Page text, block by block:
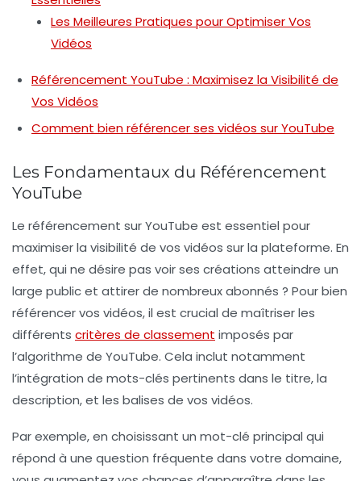
Les Meilleures Pratiques pour Optimiser Vos
Vidéos
Référencement YouTube : Maximisez la Visibilité de
Vos Vidéos
Comment bien référencer ses vidéos sur YouTube
Les Fondamentaux du Référencement
YouTube
Le référencement sur YouTube est essentiel pour
maximiser la visibilité de vos vidéos sur la plateforme. En
effet, qui ne désire pas voir ses créations atteindre un
large public et attirer de nombreux abonnés ? Pour bien
référencer vos vidéos, il est crucial de maîtriser les
différents critères de classement imposés par
l’algorithme de YouTube. Cela inclut notamment
l’intégration de mots-clés pertinents dans le titre, la
description, et les balises de vos vidéos.
Par exemple, en choisissant un mot-clé principal qui
répond à une question fréquente dans votre domaine,